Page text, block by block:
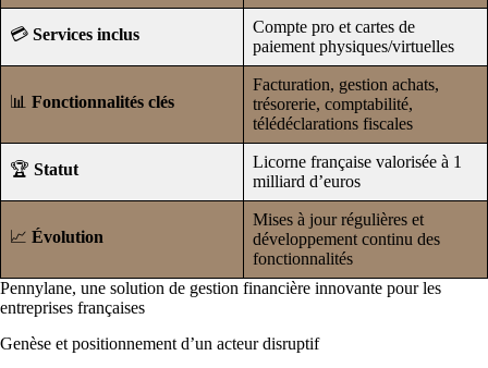
💳 Services inclus
Compte pro et cartes de
paiement physiques/virtuelles
📊 Fonctionnalités clés
Facturation, gestion achats,
trésorerie, comptabilité,
télédéclarations fiscales
🏆 Statut
Licorne française valorisée à 1
milliard d’euros
📈 Évolution
Mises à jour régulières et
développement continu des
fonctionnalités
Pennylane, une solution de gestion financière innovante pour les
entreprises françaises
Genèse et positionnement d’un acteur disruptif